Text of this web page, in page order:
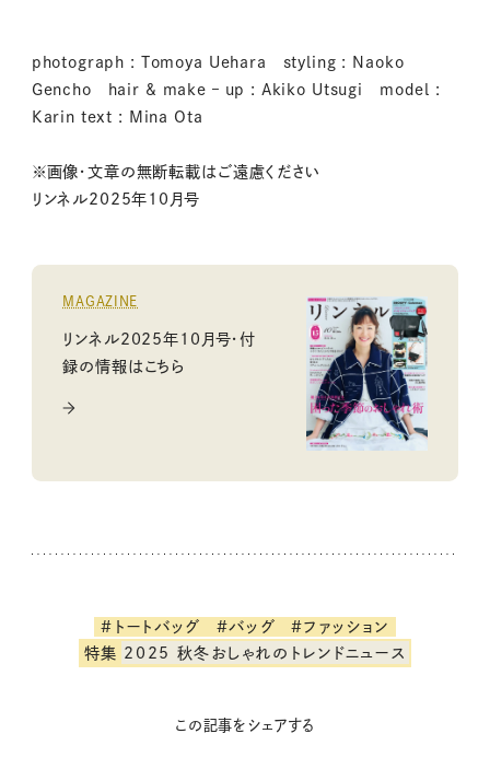
photograph : Tomoya Uehara styling : Naoko
Gencho hair & make – up : Akiko Utsugi model :
Karin text : Mina Ota
※画像・文章の無断転載はご遠慮ください
リンネル2025年10月号
MAGAZINE
リンネル2025年10月号・付
録の情報はこちら
#トートバッグ #バッグ
#ファッション
特集 2025 秋冬おしゃれのトレンドニュース
この記事をシェアする